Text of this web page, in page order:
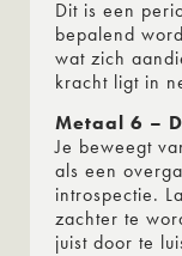
Dit is een
bepalend
wat zich
kracht ligt in
Metaal 6 –
Je beweegt
als een
introspectie.
zachter te
juist door te